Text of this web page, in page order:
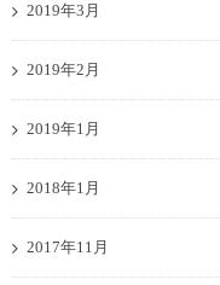
2019年3月
2019年2月
2019年1月
2018年1月
2017年11月